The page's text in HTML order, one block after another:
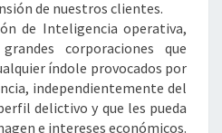
de nuestros clientes.
de Inteligencia operativa,
corporaciones que
índole provocados por
independientemente del
delictivo y que les pueda
e intereses económicos.